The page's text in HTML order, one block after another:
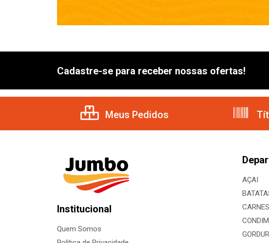
Cadastre-se para receber nossas ofertas!
Meus Pedidos
Institucional
Quem Somos
AÇAI
CARNES